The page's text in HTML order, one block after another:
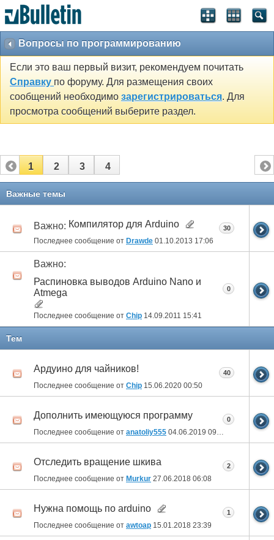
Вопросы по программированию
Если это ваш первый визит, рекомендуем почитать
Справку по форуму. Для размещения своих
сообщений необходимо зарегистрироваться. Для
просмотра сообщений выберите раздел.
1 2 3 4
Важные темы
Важно: Компилятор для Arduino
Последнее сообщение от Drawde 01.10.2013 17:06
30
Важно:
Распиновка выводов Arduino Nano и
Atmega
Последнее сообщение от Chip 14.09.2011 15:41
0
Тем
Ардуино для чайников!
Последнее сообщение от Chip 15.06.2020 00:50
40
Дополнить имеющуюся программу
Последнее сообщение от anatoliy555 04.06.2019 09:34
0
Отследить вращение шкива
Последнее сообщение от Murkur 27.06.2018 06:08
2
Нужна помощь по arduino
Последнее сообщение от awtoap 15.01.2018 23:39
1